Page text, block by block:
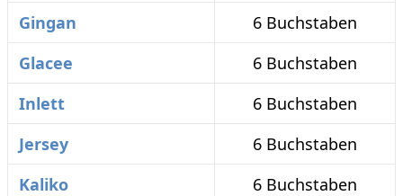
Gingan
6 Buchstaben
Glacee
6 Buchstaben
Inlett
6 Buchstaben
Jersey
6 Buchstaben
Kaliko
6 Buchstaben